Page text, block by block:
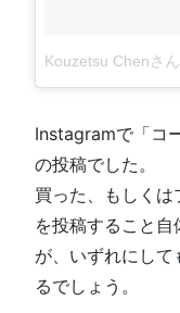
Kouzetsu Chenさ
Instagramで「コ
の投稿でした。
買った、もしく
を投稿すること
が、いずれにして
るでしょう。